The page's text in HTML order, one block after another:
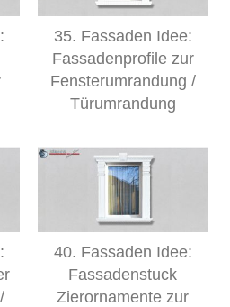
35. Fassaden Idee:
Fassadenprofile zur
Fensterumrandung /
Türumrandung
40. Fassaden Idee:
Fassadenstuck
Zierornamente zur